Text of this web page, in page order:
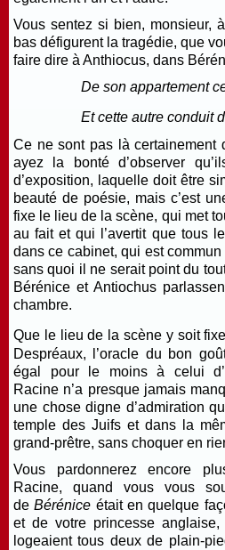
Vous sentez si bien, monsieur,
bas défigurent la tragédie, que
faire dire à Anthiocus, dans
De son appartement
Et cette autre conduit
Ce ne sont pas là
ayez la bonté d’observer
d’exposition, laquelle doit être
beauté de poésie, mais c’est
fixe le lieu de la scène, qui met
au fait et qui l’avertit que tous
dans ce cabinet, qui est
sans quoi il ne serait point du
Bérénice et Antiochus
chambre.
Que le lieu de la scène y soit
Despréaux, l’oracle du bon
égal pour le moins à celui
Racine n’a presque jamais
une chose digne d’admiration
temple des Juifs et dans la
grand-prêtre, sans choquer en
Vous pardonnerez encore
Racine, quand vous vous
deBérénice était en quelque
et de votre princesse
logeaient tous deux de plain-